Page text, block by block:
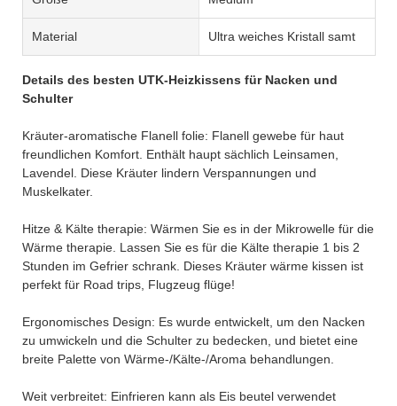
Material Ultra weiches Kristall samt
Details des besten UTK-Heizkissens für Nacken und
Schulter
Kräuter-aromatische Flanell folie: Flanell gewebe für haut
freundlichen Komfort. Enthält haupt sächlich Leinsamen,
Lavendel. Diese Kräuter lindern Verspannungen und
Muskelkater.
Hitze & Kälte therapie: Wärmen Sie es in der Mikrowelle für die
Wärme therapie. Lassen Sie es für die Kälte therapie 1 bis 2
Stunden im Gefrier schrank. Dieses Kräuter wärme kissen ist
perfekt für Road trips, Flugzeug flüge!
Ergonomisches Design: Es wurde entwickelt, um den Nacken
zu umwickeln und die Schulter zu bedecken, und bietet eine
breite Palette von Wärme-/Kälte-/Aroma behandlungen.
Weit verbreitet: Einfrieren kann als Eis beutel verwendet